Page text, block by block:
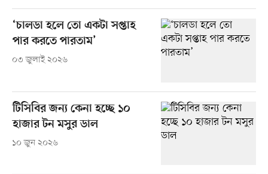
‘চালডা হলে তো একটা সপ্তাহ
পার করতে পারতাম’
০৩ জুলাই ২০২৬
টিসিবির জন্য কেনা হচ্ছে ১০
হাজার টন মসুর ডাল
১০ জুন ২০২৬